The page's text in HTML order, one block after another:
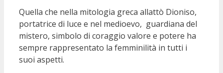
Quella che nella mitologia greca allattò Dioniso,
portatrice di luce e nel medioevo, guardiana del
mistero, simbolo di coraggio valore e potere ha
sempre rappresentato la femminilità in tutti i
suoi aspetti.